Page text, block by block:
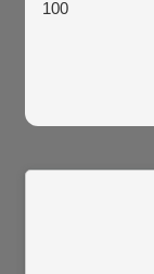
100